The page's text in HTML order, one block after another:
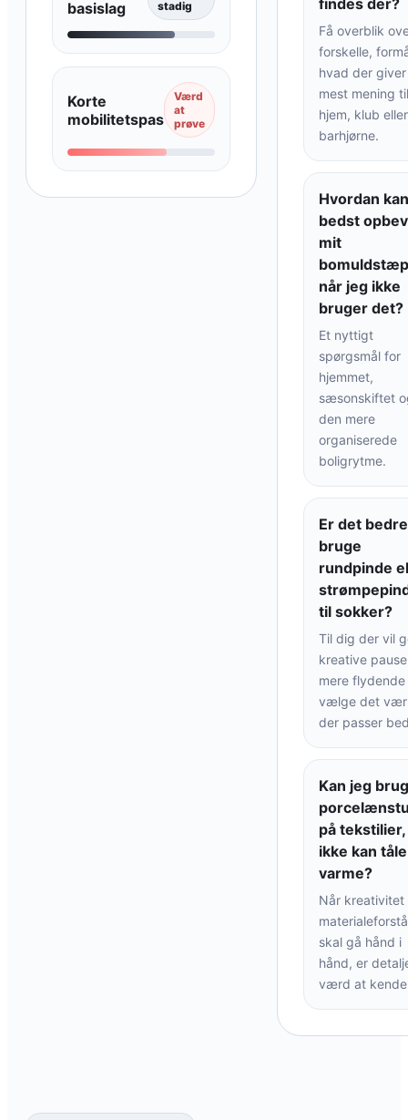
basislag stadig
Korte
mobilitetspas
Værd
at
prøve
findes der?
Få overblik
forskelle,
hvad der giver
mest mening til
hjem, klub eller
barhjørne.
Hvordan
bedst
mit
når jeg ikke
bruger det?
Et nyttigt
spørgsmål for
hjemmet,
sæsonskiftet
den mere
organiserede
boligrytme.
Er det
bruge
rundpinde
til sokker?
Til dig der vil
kreative
mere
vælge det
der passer
Kan jeg
på
ikke kan tåle
varme?
Når kreativitet
skal gå hånd i
hånd, er
værd at